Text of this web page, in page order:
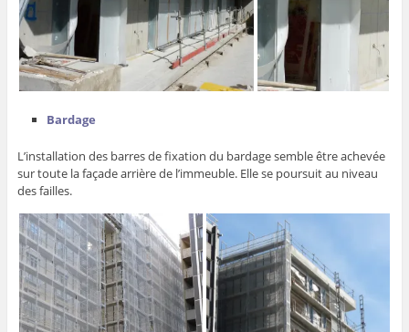
Bardage
L’installation des barres de fixation du bardage semble être achevée
sur toute la façade arrière de l’immeuble. Elle se poursuit au niveau
des failles.